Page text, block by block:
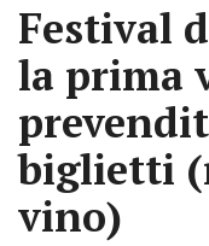
Festival
la prima
biglietti
vino)